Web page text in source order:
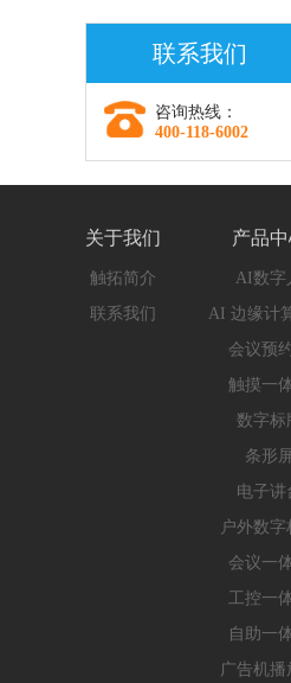
漫”遇见“数字安全”
联系我们
咨询热线：
400-118-6002
关于我们
触拓简介
联系我们
产品
AI数字
AI 边缘计
会议预
触摸一
数字标
条形
电子讲
户外数字
会议一
工控一
自助一
广告机播